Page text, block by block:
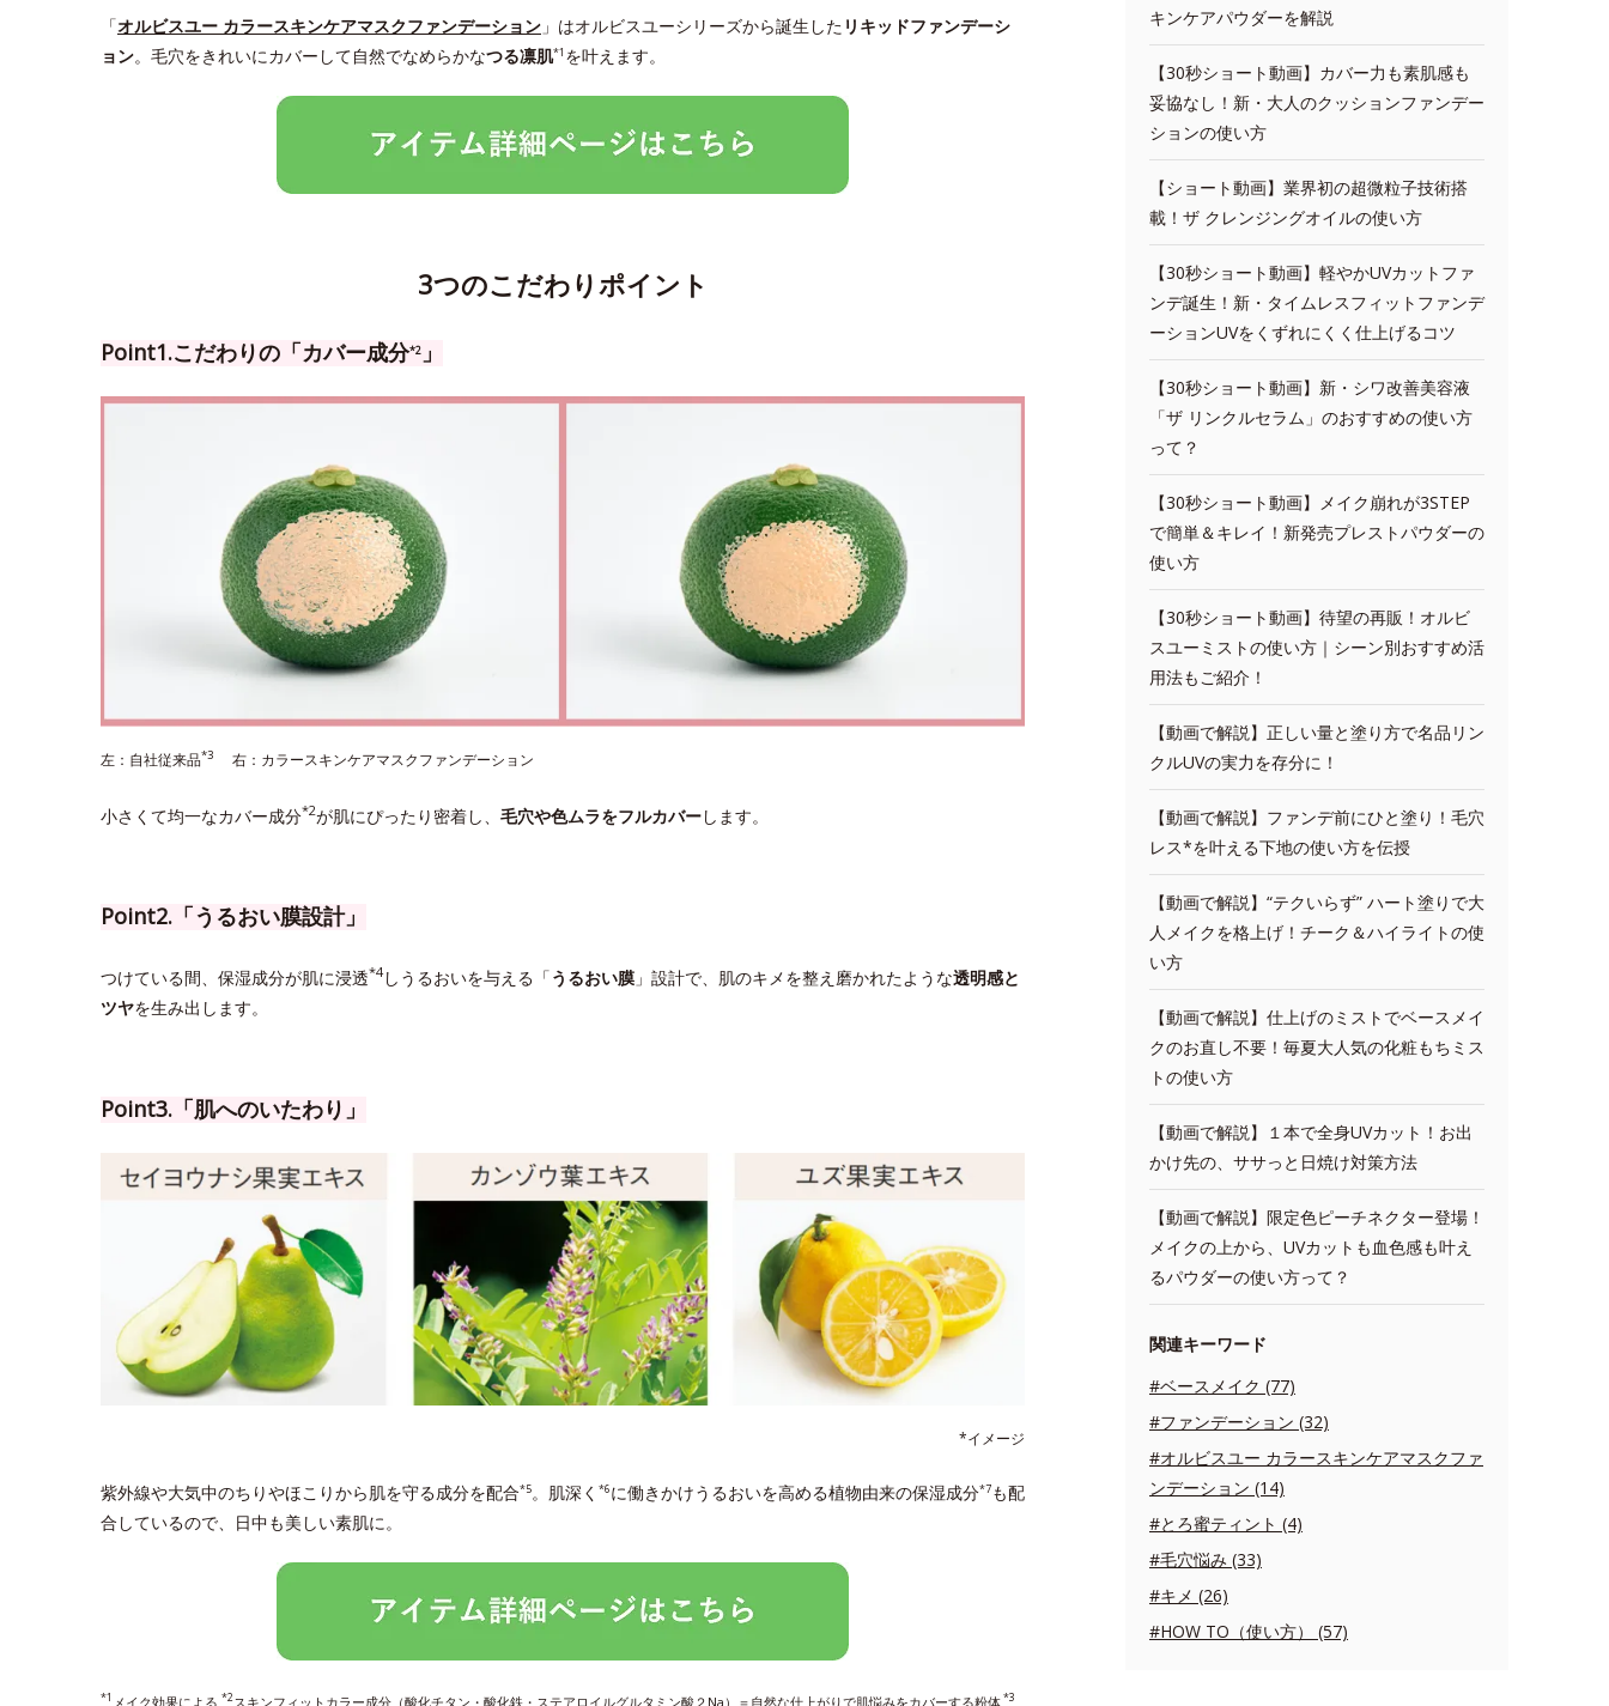
「オルビスユー カラースキンケアマスクファンデーション 」はオルビスユーシリーズから誕生した リキッドファンデーシ
ョン。毛穴をきれいにカバーして自然でなめらかなつる凛肌*1 を叶えます。
3つのこだわりポイント
Point1.こだわりの「カバー成分*2 」
左：自社従来品*3 右：カラースキンケアマスクファンデーション
小さくて均一なカバー成分*2が肌にぴったり密着し、 毛穴や色ムラをフルカバーします。
Point2.「うるおい膜設計」
つけている間、保湿成分が肌に浸透*4しうるおいを与える「うるおい膜 」設計で、肌のキメを整え磨かれたような透明感と
ツヤを生み出します。
Point3.「肌へのいたわり」
*イメージ
紫外線や大気中のちりやほこりから肌を守る成分を配合*5。肌深く *6に働きかけうるおいを高める植物由来の保湿成分*7も配
合しているので、日中も美しい素肌に。
*1 メイク効果による *2スキンフィットカラー成分（酸化チタン・酸化鉄・ステアロイルグルタミン酸２Na）＝自然な仕上がりで肌悩みをカバーする粉体*3
キンケアパウダーを解説
【30秒ショート動画】カバー力も素肌感も
妥協なし！新・大人のクッションファンデー
ションの使い方
【ショート動画】業界初の超微粒子技術搭
載！ザ クレンジングオイルの使い方
【30秒ショート動画】軽やかUVカットファ
ンデ誕生！新・タイムレスフィットファンデ
ーションUVをくずれにくく仕上げるコツ
【30秒ショート動画】新・シワ改善美容液
「ザ リンクルセラム」のおすすめの使い方
って？
【30秒ショート動画】メイク崩れが3STEP
で簡単＆キレイ！新発売プレストパウダーの
使い方
【30秒ショート動画】待望の再販！オルビ
スユーミストの使い方｜シーン別おすすめ活
用法もご紹介！
【動画で解説】正しい量と塗り方で名品リン
クルUVの実力を存分に！
【動画で解説】ファンデ前にひと塗り！毛穴
レス*を叶える下地の使い方を伝授
【動画で解説】“テクいらず” ハート塗りで大
人メイクを格上げ！チーク＆ハイライトの使
い方
【動画で解説】仕上げのミストでベースメイ
クのお直し不要！毎夏大人気の化粧もちミス
トの使い方
【動画で解説】１本で全身UVカット！お出
かけ先の、ササっと日焼け対策方法
【動画で解説】限定色ピーチネクター登場！
メイクの上から、UVカットも血色感も叶え
るパウダーの使い方って？
関連キーワード
#ベースメイク (77)
#ファンデーション (32)
#オルビスユー カラースキンケアマスクファ
ンデーション (14)
#とろ蜜ティント (4)
#毛穴悩み (33)
#キメ (26)
#HOW TO（使い方） (57)